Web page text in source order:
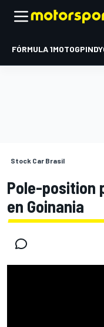
FÓRMULA 1MOTOGP
Stock Car Brasil
Pole-position
en Goinania